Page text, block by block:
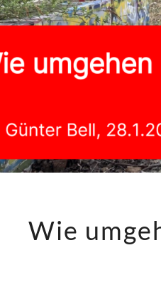
Wie